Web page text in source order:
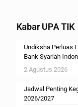
Kabar UPA TIK
Undiksha Perluas
Bank Syariah
2 Agustus 2026
Jadwal Penting
2026/2027